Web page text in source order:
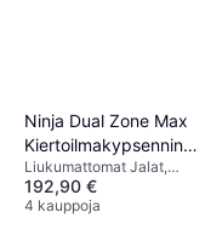
Ninja Dual Zone Max
Kiertoilmakypsennin
DZ400EU
Liukumattomat Jalat,
Konepesunkestävä
192,90 €
4 kauppoja